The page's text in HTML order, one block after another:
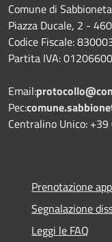
Comune di Sabbioneta
Piazza Ducale, 2 -
Codice Fiscale:
Partita IVA:
Email:
Pec:
Centralino Unico:
Prenotazione
Segnalazione
Leggi le FAQ